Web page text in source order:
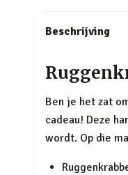
Beschrijving
Ben je het zat
cadeau! Deze
wordt. Op die